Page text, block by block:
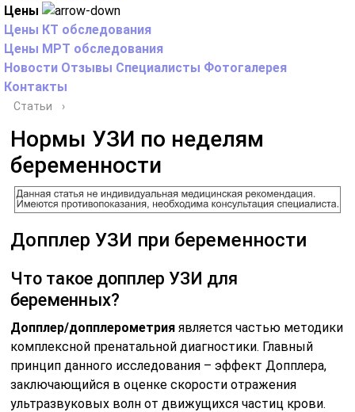
Цены
Цены КТ обследования
Цены МРТ обследования
Новости Отзывы Специалисты Фотогалерея
Контакты
Статьи ›
Нормы УЗИ по неделям
беременности
Допплер УЗИ при беременности
Что такое допплер УЗИ для
беременных?
Допплер/допплерометрия является частью методики
комплексной пренатальной диагностики. Главный
принцип данного исследования – эффект Допплера,
заключающийся в оценке скорости отражения
ультразвуковых волн от движущихся частиц крови.